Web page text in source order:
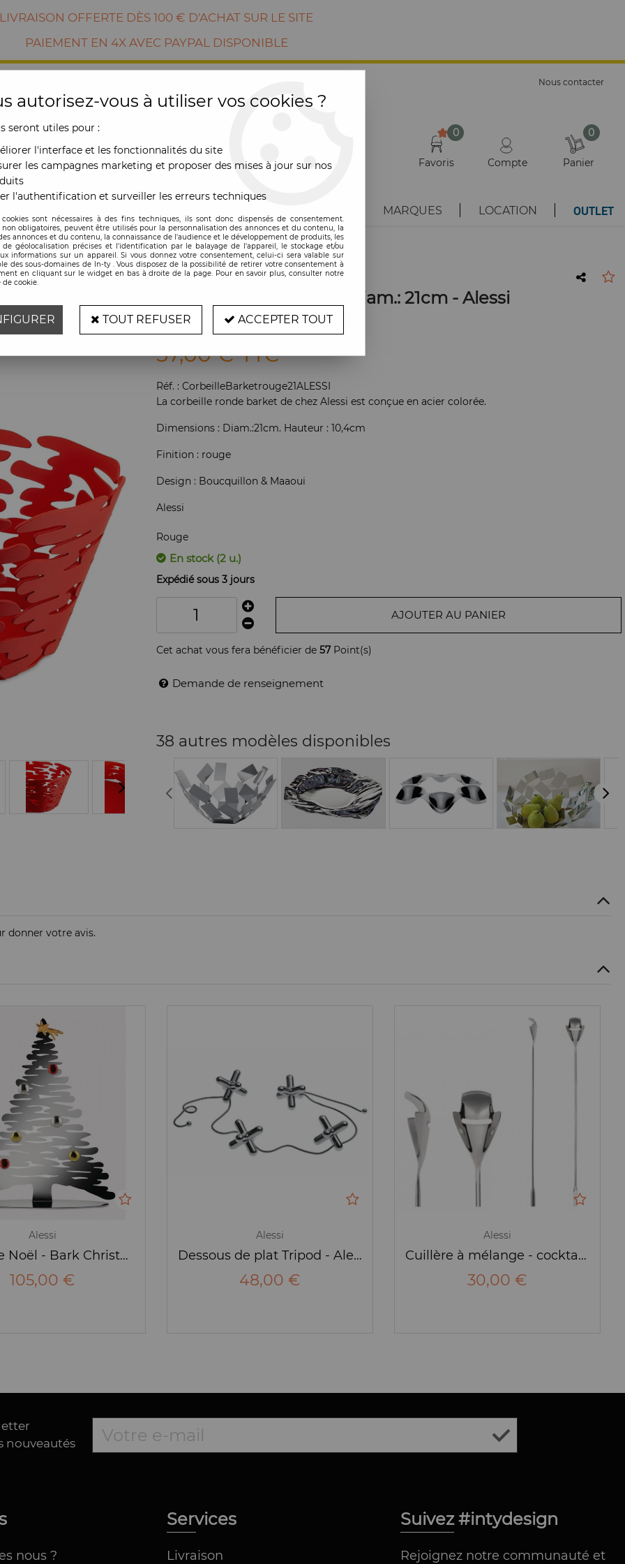
LIVRAISON OFFERTE DÈS 100 € D'ACHAT SUR LE SITE
PAIEMENT EN 4X AVEC PAYPAL DISPONIBLE
Nous contacter
0
Favoris Compte
0
Panier
MARQUES LOCATION OUTLET
>Corbeille Barket rouge Diam.: 21cm - Alessi
Corbeille Barket rouge Diam.: 21cm - Alessi
Soyez le premier à donner votre avis !
57,00 €TTC
Réf. : CorbeilleBarketrouge21ALESSI
La corbeille ronde barket de chez Alessi est conçue en acier colorée.
Dimensions : Diam.:21cm. Hauteur : 10,4cm
Finition : rouge
Design : Boucquillon & Maaoui
Alessi
Rouge
En stock (2 u.)
Expédié sous 3 jours
AJOUTER AU PANIER
Cet achat vous fera bénéficier de 57 Point(s)
Demande de renseignement
38 autres modèles disponibles
donner votre avis.
Alessi
Arbre de Noël - Bark Christmas tree - Alessi
105,00 €
Alessi
Dessous de plat Tripod - Alessi
48,00 €
Alessi
Cuillère à mélange - cocktail "Tending box" Alessi
30,00 €
nouveautés
nous ?
Services
Livraison
Suivez #intydesign
Rejoignez notre communauté et
autorisez-vous à utiliser vos cookies ?
seront utiles pour :
l'interface et les fonctionnalités du site
les campagnes marketing et proposer des mises à jour sur nos
l'authentification et surveiller les erreurs techniques
cookies sont nécessaires à des fins techniques, ils sont donc dispensés de consentement.
non obligatoires, peuvent être utilisés pour la personnalisation des annonces et du contenu, la
annonces et du contenu, la connaissance de l'audience et le développement de produits, les
de géolocalisation précises et l'identification par le balayage de l'appareil, le stockage et/ou
informations sur un appareil. Si vous donnez votre consentement, celui-ci sera valable sur
des sous-domaines de In-ty . Vous disposez de la possibilité de retirer votre consentement à
en cliquant sur le widget en bas à droite de la page. Pour en savoir plus, consulter notre
cookie.
TOUT REFUSER ACCEPTER TOUT